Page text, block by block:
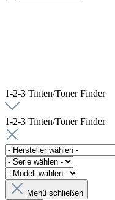
1-2-3 Tinten/Toner Finder
1-2-3 Tinten/Toner Finder
Menü schließen